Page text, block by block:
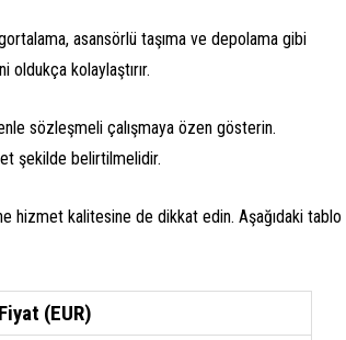
asansörlü taşıma ve depolama gibi
oldukça kolaylaştırır.
sözleşmeli çalışmaya özen gösterin.
şekilde belirtilmelidir.
hizmet kalitesine de dikkat edin. Aşağıdaki tablo
(EUR)